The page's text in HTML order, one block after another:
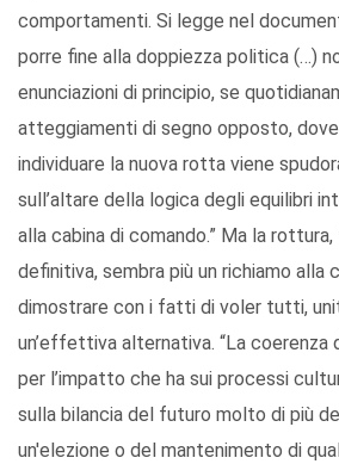
comportamenti. Si legge nel
porre fine alla doppiezza politica (…)
enunciazioni di principio, se
atteggiamenti di segno opposto,
individuare la nuova rotta viene
sull’altare della logica degli equilibri
alla cabina di comando.” Ma la
definitiva, sembra più un richiamo alla
dimostrare con i fatti di voler tutti,
un’effettiva alternativa. “La coerenza
per l’impatto che ha sui processi
sulla bilancia del futuro molto di più
un'elezione o del mantenimento di